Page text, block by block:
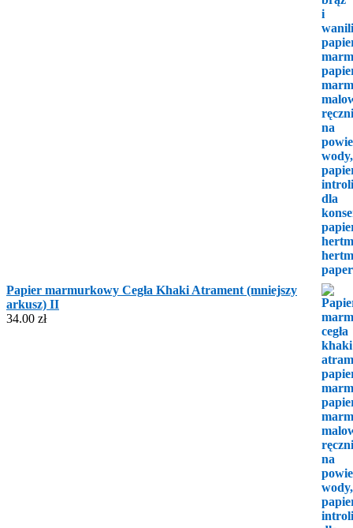
Papier marmurkowy Cegła Khaki Atrament (mniejszy
arkusz) II
34.00 zł